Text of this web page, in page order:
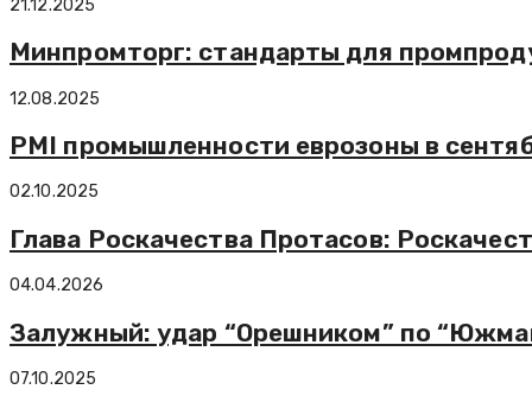
21.12.2025
Минпромторг: стандарты для
12.08.2025
PMI промышленности еврозоны в
02.10.2025
Глава Роскачества Протасов:
04.04.2026
Залужный: удар “Орешником” по
07.10.2025